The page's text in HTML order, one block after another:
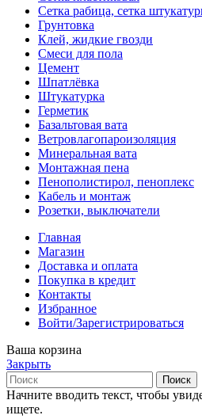
Сетка рабица, сетка
Грунтовка
Клей, жидкие гвозди
Смеси для пола
Цемент
Шпатлёвка
Штукатурка
Герметик
Базальтовая вата
Ветровлагопароизоляция
Минеральная вата
Монтажная пена
Пенополистирол, пеноплекс
Кабель и монтаж
Розетки, выключатели
Главная
Магазин
Доставка и оплата
Покупка в кредит
Контакты
Избранное
Войти/Зарегистрироваться
Ваша корзина
Закрыть
Поиск
Начните вводить текст, чтобы
ищете.